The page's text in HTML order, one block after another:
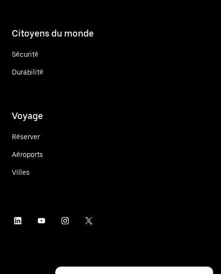
Citoyens du monde
Sécurité
Durabilité
Voyage
Réserver
Aéroports
Villes